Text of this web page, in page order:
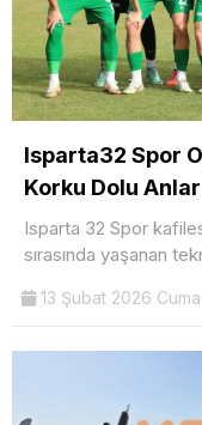
Isparta32 Spor
Korku Dolu Anlar
Isparta 32 Spor
sırasında yaşanan
13 Şubat 2026